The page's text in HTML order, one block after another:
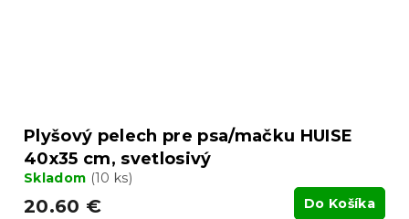
Plyšový pelech pre psa/mačku HUISE
40x35 cm, svetlosivý
Skladom (10 ks)
20.60 € Do Košíka